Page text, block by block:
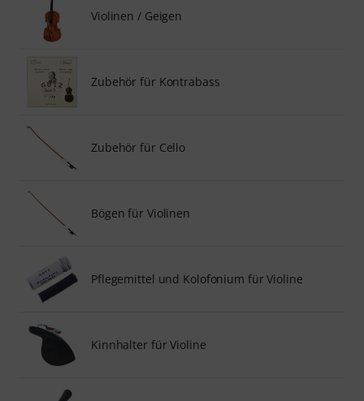
Violinen / Geigen
Zubehör für Kontrabass
Zubehör für Cello
Bögen für Violinen
Pflegemittel und Kolofonium für Violine
Kinnhalter für Violine